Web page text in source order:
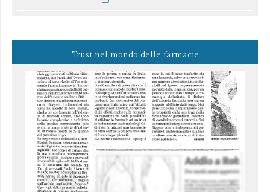
Trust nel mondo delle farmacie